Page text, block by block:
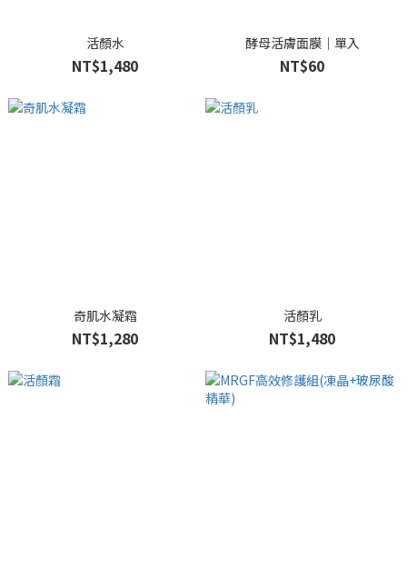
活顏水
NT$1,480
酵母活膚面膜｜單入
NT$60
奇肌水凝霜
NT$1,280
活顏乳
NT$1,480